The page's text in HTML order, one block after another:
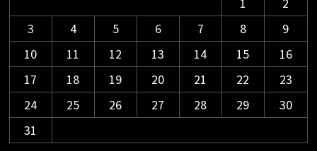
1
2
3
4 5 6 7 8
9
10
11 12 13 14 15
16
17
18 19 20 21 22
23
24
25 26 27 28 29
30
31